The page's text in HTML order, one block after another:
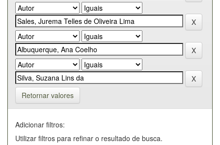
Retornar valores
Adicionar filtros:
Utilizar filtros para refinar o resultado de busca.